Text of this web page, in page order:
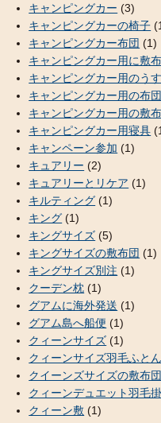
キャンピングカー (3)
キャンピングカーの椅子
キャンピングカー布団 (1)
キャンピングカー用に敷
キャンピングカー用のう
キャンピングカー用の布
キャンピングカー用の敷
キャンピングカー用寝具
キャンペーン参加 (1)
キュアリー (2)
キュアリーとリケア (1)
キルティング (1)
キング (1)
キングサイズ (5)
キングサイズの敷布団 (1)
キングサイズ別注 (1)
クーデン枕 (1)
グアムに海外発送 (1)
グアム島へ船便 (1)
クィーンサイズ (1)
クィーンサイズ羽毛ふと
クイーンズサイズの敷布団
クィーンデュエット羽毛
クィーン敷 (1)